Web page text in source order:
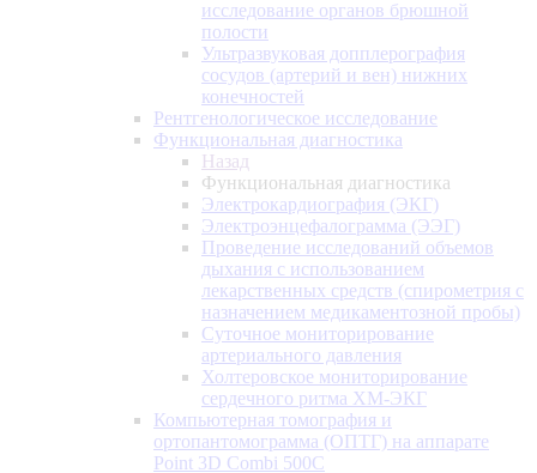
исследование органов брюшной
полости
Ультразвуковая допплерография
сосудов (артерий и вен) нижних
конечностей
Рентгенологическое исследование
Функциональная диагностика
Назад
Функциональная диагностика
Электрокардиография (ЭКГ)
Электроэнцефалограмма (ЭЭГ)
Проведение исследований объемов
дыхания с использованием
лекарственных средств (спирометрия с
назначением медикаментозной пробы)
Суточное мониторирование
артериального давления
Холтеровское мониторирование
сердечного ритма ХМ-ЭКГ
Компьютерная томография и
ортопантомограмма (ОПТГ) на аппарате
Point 3D Combi 500C